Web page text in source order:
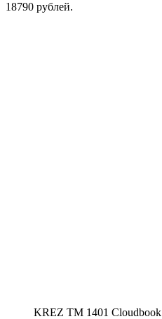
18790 рублей.
KREZ TM 1401 Cloudbook